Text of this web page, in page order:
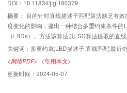
分别为0.185 s和0.101 s。结论为卷积神经网
在控制深度的同时扩展广度，提取更多的表情
量、分辨率、大小等差异较大的表情数据集，
别率并缩短训练时间。
DOI：10.11834/jig.180379
摘要： 目的针对直线描述子匹配算法缺乏有
度变化的影响，提出一种结合多重约束条件
（LBDs）。方法该算法以LSD算法提取的直
得到的同名点构建同名三角网约束确定候选直
中心轴建立该直线段的矩形支撑域；根据目
搜索影像上的核线约束建立候选直线段的对
直线段及候选直线段支撑域的大小；将直线段
带，通过计算每个条形带的描述符得到该直
关键词： 多重约束;LBD描述子;直线匹配;最近
<网络PDF> <引用本文>
更新时间： 2024-05-07